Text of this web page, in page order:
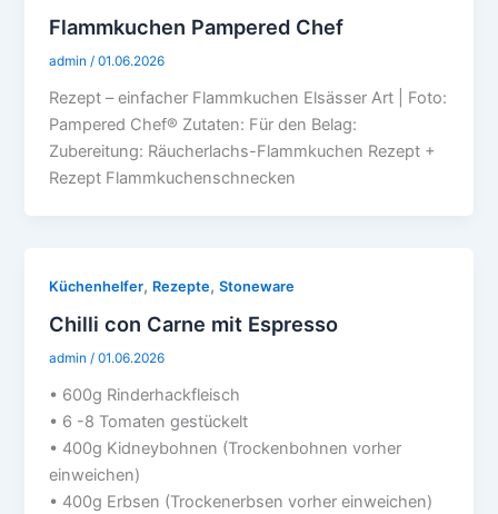
Flammkuchen Pampered Chef
admin/01.06.2026
Rezept – einfacher Flammkuchen Elsässer Art | Foto:
Pampered Chef® Zutaten: Für den Belag:
Zubereitung: Räucherlachs-Flammkuchen Rezept +
Rezept Flammkuchenschnecken
Küchenhelfer, Rezepte,Stoneware
Chilli con Carne mit Espresso
admin/01.06.2026
• 600g Rinderhackfleisch
• 6 -8 Tomaten gestückelt
• 400g Kidneybohnen (Trockenbohnen vorher
einweichen)
• 400g Erbsen (Trockenerbsen vorher einweichen)